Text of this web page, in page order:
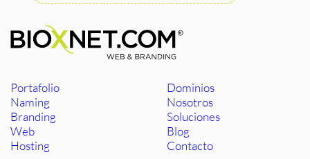
Portafolio
Naming
Branding
Web
Hosting
Dominios
Nosotros
Soluciones
Blog
Contacto